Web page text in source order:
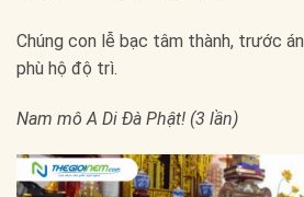
Chúng con lễ bạc tâm thành, trước
phù hộ độ trì.
Nam mô A Di Đà Phật! (3 lần)